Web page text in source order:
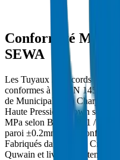
Conformité
SEWA
Les Tuyaux / Raccords PVC
conformes à BS EN 1452 /
de Municipalité de Charjah
Haute Pression Crown sont
MPa selon BS EN 921 / ISO
paroi ±0.2mm. Réf.
Fabriqués dans l'usine
Quwain et livrés directement